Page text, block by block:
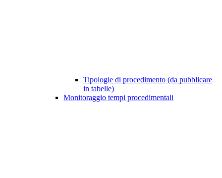
Tipologie di procedimento (da pubblicare
in tabelle)
Monitoraggio tempi procedimentali